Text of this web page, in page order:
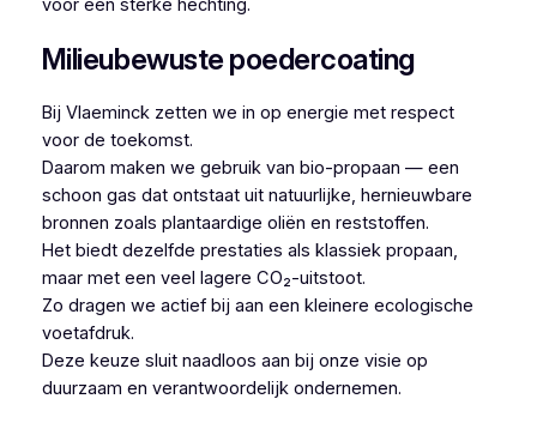
voor een sterke hechting.
Milieubewuste poedercoating
Bij Vlaeminck zetten we in op energie met respect
voor de toekomst.
Daarom maken we gebruik van bio-propaan — een
schoon gas dat ontstaat uit natuurlijke, hernieuwbare
bronnen zoals plantaardige oliën en reststoffen.
Het biedt dezelfde prestaties als klassiek propaan,
maar met een veel lagere CO₂-uitstoot.
Zo dragen we actief bij aan een kleinere ecologische
voetafdruk.
Deze keuze sluit naadloos aan bij onze visie op
duurzaam en verantwoordelijk ondernemen.